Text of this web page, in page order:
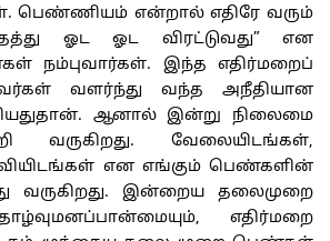
பெண்ணியம் என்றால் எதிரே வரும்
ஓட ஓட விரட்டுவது” என
நம்புவார்கள். இந்த எதிர்மறைப்
வளர்ந்து வந்த அநீதியான
ஆனால் இன்று நிலைமை
வருகிறது. வேலையிடங்கள்,
என எங்கும் பெண்களின்
வருகிறது. இன்றைய தலைமுறை
எதிர்மறை